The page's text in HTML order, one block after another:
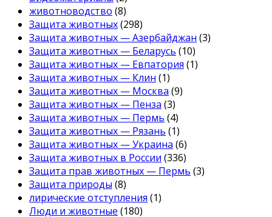
животноводство (8)
Защита животных(298)
Защита животных — Азербайджан (3)
Защита животных — Беларусь (10)
Защита животных — Евпатория (1)
Защита животных — Клин (1)
Защита животных — Москва (9)
Защита животных — Пенза (3)
Защита животных — Пермь (4)
Защита животных — Рязань (1)
Защита животных — Украина (6)
Защита животных в России (336)
Защита прав животных — Пермь (3)
Защита природы (8)
лирические отступления (1)
Люди и животные (180)